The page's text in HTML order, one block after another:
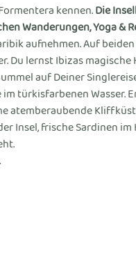
kennen. Die
Wanderungen, Yoga &
aufnehmen. Auf
lernst Ibizas
auf Deiner
türkisfarbenen Wasser.
atemberaubende
Insel, frische Sardinen